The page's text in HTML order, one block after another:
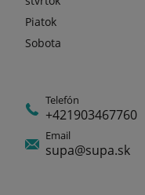
Piatok
Sobota
Telefón
+421903467760
Email
supa@supa.sk